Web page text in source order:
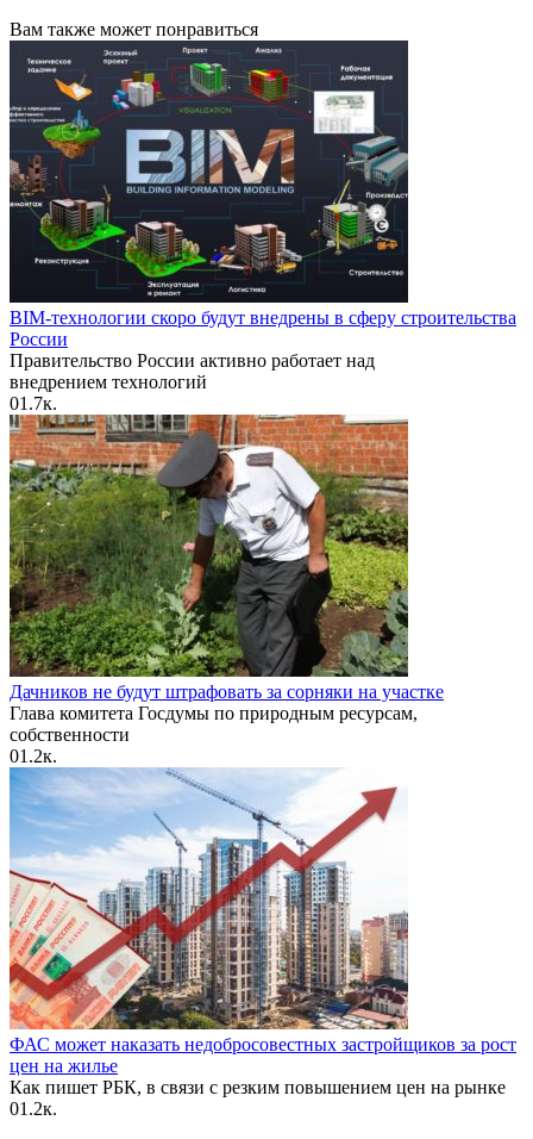
Вам также может понравиться
BIM-технологии скоро будут внедрены в сферу строительства
России
Правительство России активно работает над
внедрением технологий
01.7к.
Дачников не будут штрафовать за сорняки на участке
Глава комитета Госдумы по природным ресурсам,
собственности
01.2к.
ФАС может наказать недобросовестных застройщиков за рост
цен на жилье
Как пишет РБК, в связи с резким повышением цен на рынке
01.2к.